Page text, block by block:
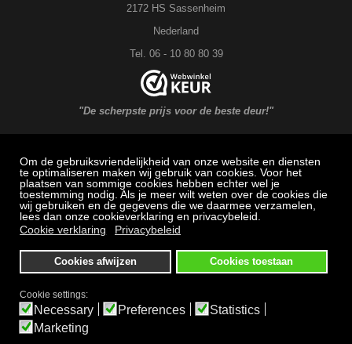
Om de gebruiksvriendelijkheid van onze website en diensten
te optimaliseren maken wij gebruik van cookies. Voor het
plaatsen van sommige cookies hebben echter wel je
toestemming nodig. Als je meer wilt weten over de cookies die
wij gebruiken en de gegevens die we daarmee verzamelen,
lees dan onze cookieverklaring en privacybeleid.
Cookie verklaring
Privacybeleid
Cookies afwijzen Cookies toestaan
Cookie settings:
Necessary Preferences
Statistics
Marketing
2172 HS Sassenheim
Nederland
Tel. 06 - 10 80 80 39
"De scherpste prijs voor de beste deur!"
MAXX DEUREN Service
Veel gestelde vragen: Bestellen, betalen en bezorging
Herroepingsrecht
Klachtenregeling
Algemene voorwaarden
Bezichtigen en afhalen alleen op afspraak